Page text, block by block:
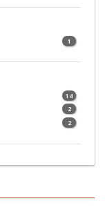
1
14
2
2